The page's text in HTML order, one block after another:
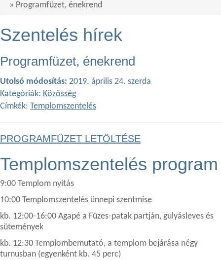
» Programfüzet, énekrend
Szentelés hírek
Programfüzet, énekrend
Utolsó módosítás: 2019. április 24. szerda
Kategóriák: Közösség
Címkék: Templomszentelés
PROGRAMFÜZET LETÖLTÉSE
Templomszentelés program
9:00 Templom nyitás
10:00 Templomszentelés ünnepi szentmise
kb. 12:00-16:00 Agapé a Füzes-patak partján, gulyásleves és
sütemények
kb. 12:30 Templombemutató, a templom bejárása négy
turnusban (egyenként kb. 45 perc)